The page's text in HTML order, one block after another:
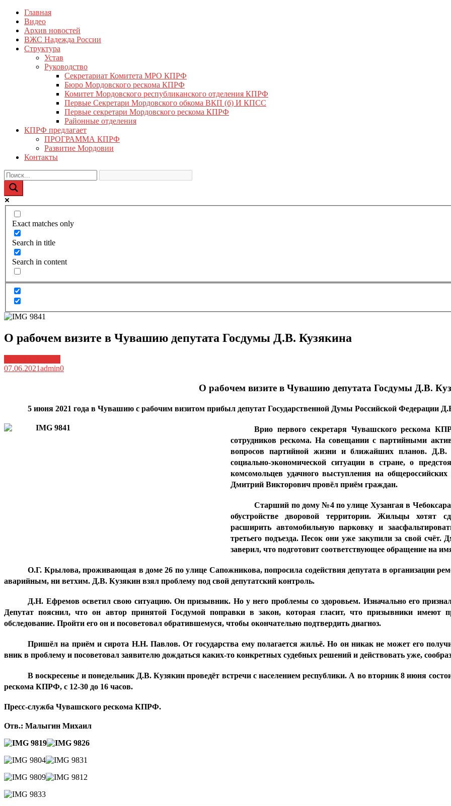
Перейти
содержимому
КПРФ Мордовия
Мордовское Региональное отделение КПРФ
Главная
Видео
Архив новостей
ВЖС Надежда России
Структура
Устав
Руководство
Секретариат Комитета МРО КПРФ
Бюро Мордовского рескома КПРФ
Комитет Мордовского республиканского отделения КПРФ
Первые Секретари Мордовского обкома ВКП (б) И КПСС
Первые секретари Мордовского рескома КПРФ
Районные отделения
КПРФ предлагает
ПРОГРАММА КПРФ
Развитие Мордовии
Контакты
Exact matches only
Search in title
Search in content
О рабочем визите в Чувашию депутата Госдумы Д.В. Кузякина
07.06.2021admin0
О рабочем визите в Чувашию депутата Госдумы Д.В.
5 июня 2021 года в Чувашию с рабочим визитом прибыл депутат Государственной Думы Российской Федерации
Врио первого секретаря Чувашского рескома
сотрудников рескома. На совещании с партийными
вопросов партийной жизни и ближайших планов. Д.В.
социально-экономической ситуации в стране, о
комсомольцев удачного выступления на
Дмитрий Викторович провёл приём граждан.
Старший по дому №4 по улице Хузангая в
обустройстве дворовой территории. Жильцы хотят
расширить автомобильную парковку и
третьего подъезда. Песок они уже закупили за свой
заверил, что подготовит соответствующее обращение на
О.Г. Крылова, проживающая в доме 26 по улице Сапожникова, попросила содействия депутата в организации
аварийным, ни ветхим. Д.В. Кузякин взял проблему под свой депутатский контроль.
Д.Н. Ефремов осветил свою ситуацию. Он призывник. Но у него проблемы со здоровьем. Изначально его
Депутат пояснил, что он автор принятой Госдумой поправки в закон, которая гласит, что призывники имеют
обследование. Пройти его он и посоветовал обратившемуся, чтобы окончательно подтвердить диагноз.
Пришёл на приём и сирота Н.Н. Павлов. От государства ему полагается жильё. Но он никак не может его
вник в проблему и посоветовал заявителю дождаться каких-то конкретных судебных решений и действовать уже,
В воскресенье и понедельник Д.В. Кузякин проведёт встречи с населением республики. А во вторник 8 июня
рескома КПРФ, с 12-30 до 16 часов.
Пресс-служба Чувашского рескома КПРФ.
Отв.: Малыгин Михаил